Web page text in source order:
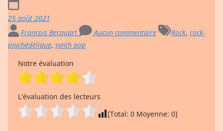
25 août 2021
François Becquart
Aucun commentaire Rock, rock-
psychédélique, synth pop
Notre évaluation
L'évaluation des lecteurs
[Total: 0 Moyenne: 0]